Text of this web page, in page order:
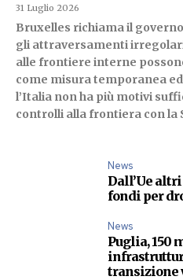
31 Luglio 2026
Bruxelles richiama il
gli attraversamenti
alle frontiere interne
come misura temporanea ed
l’Italia non ha più motivi
controlli alla frontiera con la
News
Dall’Ue
fondi per
News
Puglia, 150
transizione